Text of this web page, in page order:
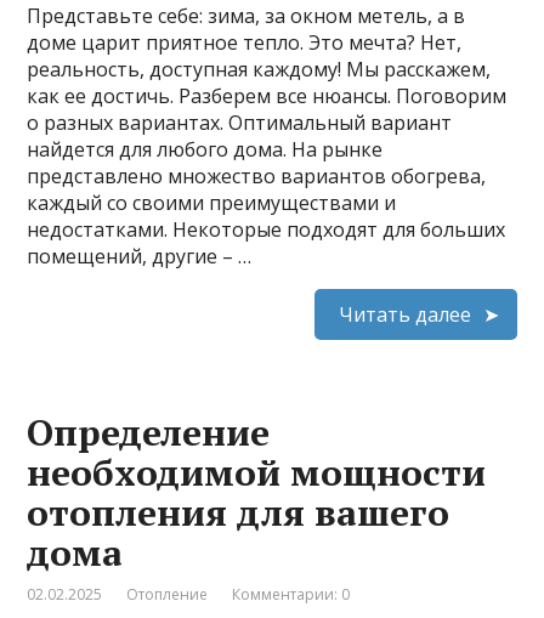
Представьте себе: зима, за окном метель, а в
доме царит приятное тепло. Это мечта? Нет,
реальность, доступная каждому! Мы расскажем,
как ее достичь. Разберем все нюансы. Поговорим
о разных вариантах. Оптимальный вариант
найдется для любого дома. На рынке
представлено множество вариантов обогрева,
каждый со своими преимуществами и
недостатками. Некоторые подходят для больших
помещений, другие – …
Читать далее
Определение
необходимой мощности
отопления для вашего
дома
02.02.2025 Отопление Комментарии: 0